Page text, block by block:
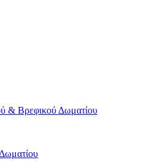
& Βρεφικού Δωματίου